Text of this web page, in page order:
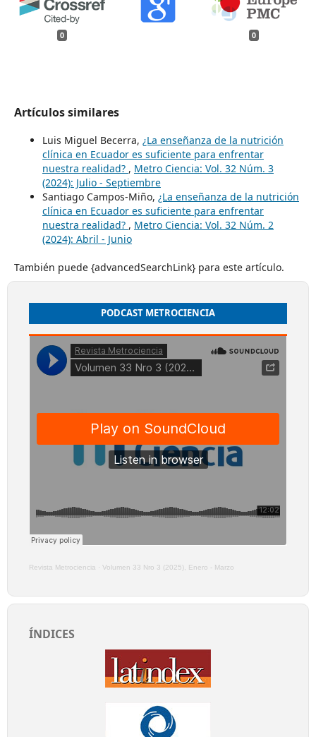
0 0
Artículos similares
Luis Miguel Becerra, ¿La enseñanza de la nutrición
clínica en Ecuador es suficiente para enfrentar
nuestra realidad? , Metro Ciencia: Vol. 32 Núm. 3
(2024): Julio - Septiembre
Santiago Campos-Miño, ¿La enseñanza de la nutrición
clínica en Ecuador es suficiente para enfrentar
nuestra realidad? , Metro Ciencia: Vol. 32 Núm. 2
(2024): Abril - Junio
También puede {advancedSearchLink} para este artículo.
PODCAST METROCIENCIA
Revista Metrociencia · Volumen 33 Nro 3 (2025), Enero - Marzo
ÍNDICES